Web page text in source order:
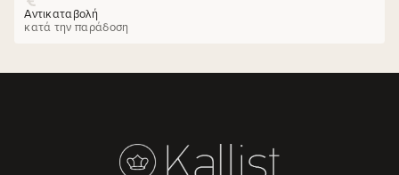
Αντικαταβολή
κατά την παράδοση